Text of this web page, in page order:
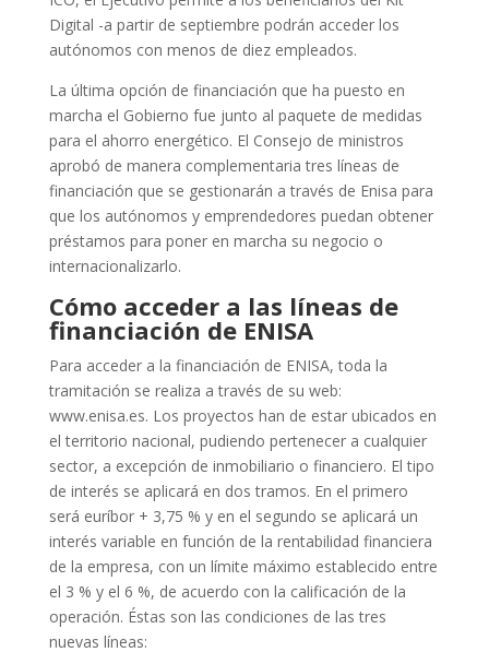
Digital -a partir de septiembre podrán acceder los
autónomos con menos de diez empleados.
La última opción de financiación que ha puesto en
marcha el Gobierno fue junto al paquete de medidas
para el ahorro energético. El Consejo de ministros
aprobó de manera complementaria tres líneas de
financiación que se gestionarán a través de Enisa para
que los autónomos y emprendedores puedan obtener
préstamos para poner en marcha su negocio o
internacionalizarlo.
Cómo acceder a las líneas de
financiación de ENISA
Para acceder a la financiación de ENISA, toda la
tramitación se realiza a través de su web:
www.enisa.es. Los proyectos han de estar ubicados en
el territorio nacional, pudiendo pertenecer a cualquier
sector, a excepción de inmobiliario o financiero. El tipo
de interés se aplicará en dos tramos. En el primero
será euríbor + 3,75 % y en el segundo se aplicará un
interés variable en función de la rentabilidad financiera
de la empresa, con un límite máximo establecido entre
el 3 % y el 6 %, de acuerdo con la calificación de la
operación. Éstas son las condiciones de las tres
nuevas líneas: